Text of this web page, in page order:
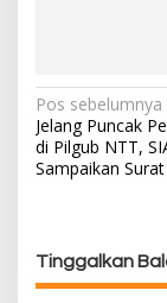
N
a
v
s
i
Pos sebelumnya
Jelang Puncak
di Pilgub NTT,
Sampaikan
Tinggalkan